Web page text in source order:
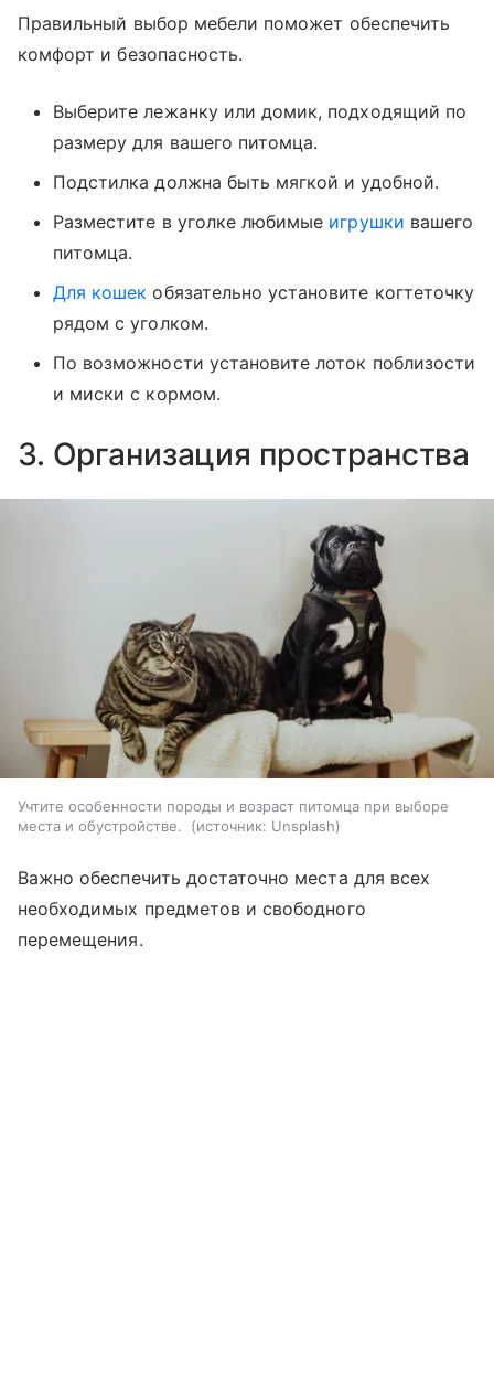
Правильный выбор мебели поможет обеспечить
комфорт и безопасность.
Выберите лежанку или домик, подходящий по
размеру для вашего питомца.
Подстилка должна быть мягкой и удобной.
Разместите в уголке любимые игрушки вашего
питомца.
Для кошек обязательно установите когтеточку
рядом с уголком.
По возможности установите лоток поблизости
и миски с кормом.
3. Организация пространства
Учтите особенности породы и возраст питомца при выборе
места и обустройстве.
источник: Unsplash
Важно обеспечить достаточно места для всех
необходимых предметов и свободного
перемещения.